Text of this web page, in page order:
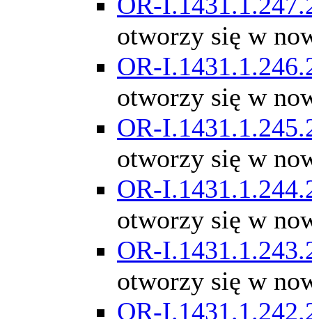
otworzy się w
OR-
otworzy się w
OR-
otworzy się w
OR-
otworzy się w
OR-
otworzy się w
OR-